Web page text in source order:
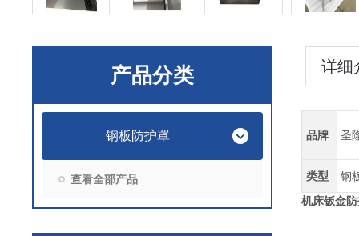
产品分类
钢板防护罩
查看全部产品
详细
品牌 圣
类型
钢
机床钣金